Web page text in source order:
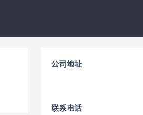
公司地址
联系电话